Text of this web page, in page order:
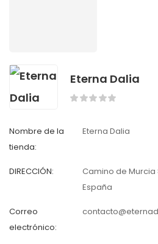
Eterna Dalia
Nombre de la
tienda:
Eterna Dalia
DIRECCIÓN:
Camino de Murcia
España
Correo
electrónico: